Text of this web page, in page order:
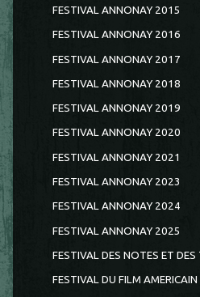
FESTIVAL ANNONAY 2015
FESTIVAL ANNONAY 2016
FESTIVAL ANNONAY 2017
FESTIVAL ANNONAY 2018
FESTIVAL ANNONAY 2019
FESTIVAL ANNONAY 2020
FESTIVAL ANNONAY 2021
FESTIVAL ANNONAY 2023
FESTIVAL ANNONAY 2024
FESTIVAL ANNONAY 2025
FESTIVAL DES NOTES ET
FESTIVAL DU FILM